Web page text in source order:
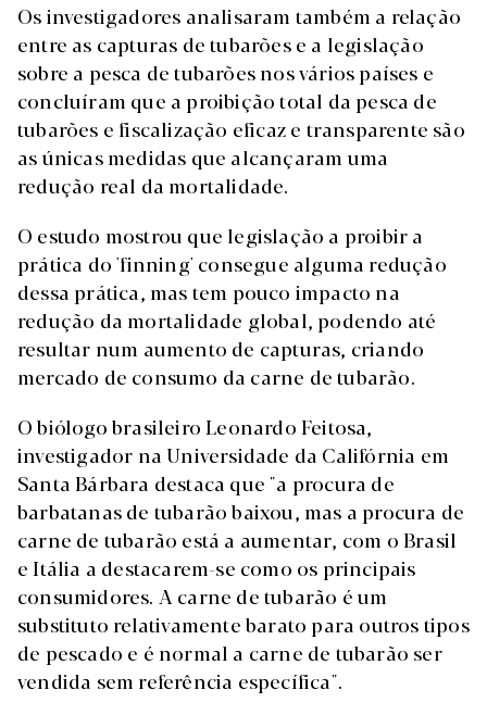
Os investigadores analisaram também a relação
entre as capturas de tubarões e a legislação
sobre a pesca de tubarões nos vários países e
concluíram que a proibição total da pesca de
tubarões e fiscalização eficaz e transparente são
as únicas medidas que alcançaram uma
redução real da mortalidade.
O estudo mostrou que legislação a proibir a
prática do 'finning' consegue alguma redução
dessa prática, mas tem pouco impacto na
redução da mortalidade global, podendo até
resultar num aumento de capturas, criando
mercado de consumo da carne de tubarão.
O biólogo brasileiro Leonardo Feitosa,
investigador na Universidade da Califórnia em
Santa Bárbara destaca que "a procura de
barbatanas de tubarão baixou, mas a procura de
carne de tubarão está a aumentar, com o Brasil
e Itália a destacarem-se como os principais
consumidores. A carne de tubarão é um
substituto relativamente barato para outros tipos
de pescado e é normal a carne de tubarão ser
vendida sem referência específica".